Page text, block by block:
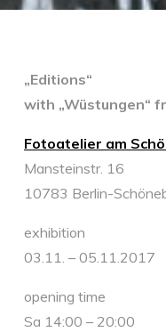
„Editions“
with „Wüstungen“
Fotoatelier am
Mansteinstr. 16
10783 Berlin-
exhibition
03.11. – 05.11.2017
opening time
Sa 14:00 – 20:00